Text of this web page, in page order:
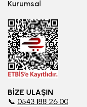
Kurumsal
BİZE ULAŞIN
📞 0543 188 26 00